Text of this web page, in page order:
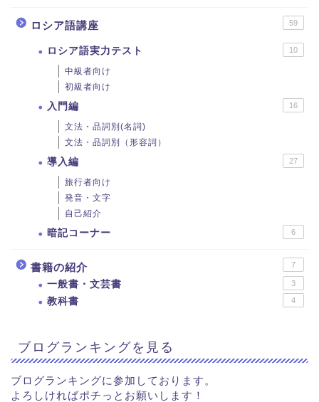
ロシア語講座 59
ロシア語実力テスト 10
中級者向け
初級者向け
入門編 16
文法・品詞別(名詞)
文法・品詞別（形容詞）
導入編 27
旅行者向け
発音・文字
自己紹介
暗記コーナー 6
書籍の紹介 7
一般書・文芸書 3
教科書 4
ブログランキングを見る
ブログランキングに参加しております。
よろしければポチっとお願いします！